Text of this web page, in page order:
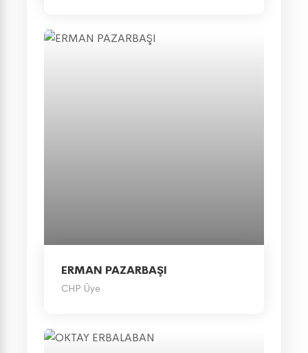
ERMAN PAZARBAŞI
CHP Üye